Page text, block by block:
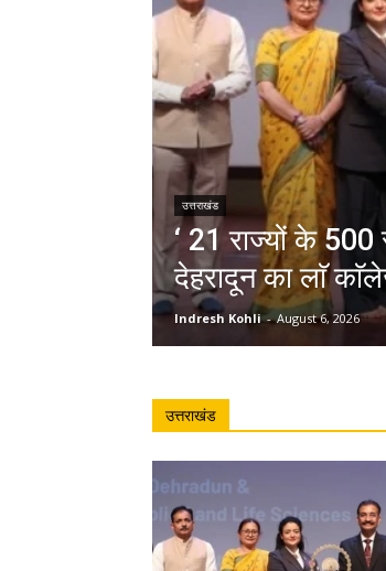
उत्तराखंड
‘ 21 राज्यों के
देहरादून का लाॅ
Indresh Kohli - August 6, 2026
उत्तराखंड